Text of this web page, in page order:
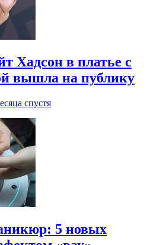
Хадсон в платье с
вышла на публику
спустя
5 новых